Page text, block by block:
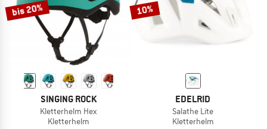
bis 20%
SINGING ROCK
Kletterhelm Hex
Kletterhelm
10%
EDELRID
Salathe Lite
Kletterhelm